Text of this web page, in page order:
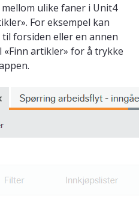
ulike faner i Unit4
For eksempel kan
forsiden eller en annen
artikler» for å trykke